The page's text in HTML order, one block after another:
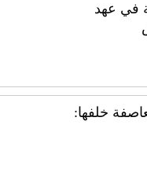
في عهد
خلفها: